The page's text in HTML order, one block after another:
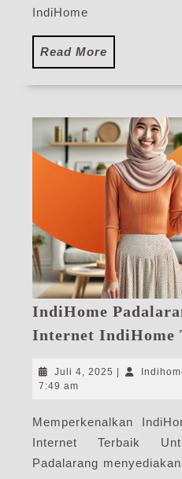
IndiHome
Read More
More
IndiHome
Internet IndiHome
Juli 4, 2025 Juli
7:49 am
Memperkenalkan
Internet Terbaik
Padalarang